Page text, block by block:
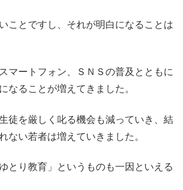
ことですし、それが明白になることは
マートフォン、ＳＮＳの普及とともに
なることが増えてきました。
徒を厳しく叱る機会も減っていき、結
ない若者は増えていきました。
とり教育」というものも一因といえる